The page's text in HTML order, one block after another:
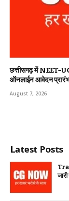
छत्तीसगढ़ में NEET-
ऑनलाईन आवेदन
August 7, 2026
Latest Posts